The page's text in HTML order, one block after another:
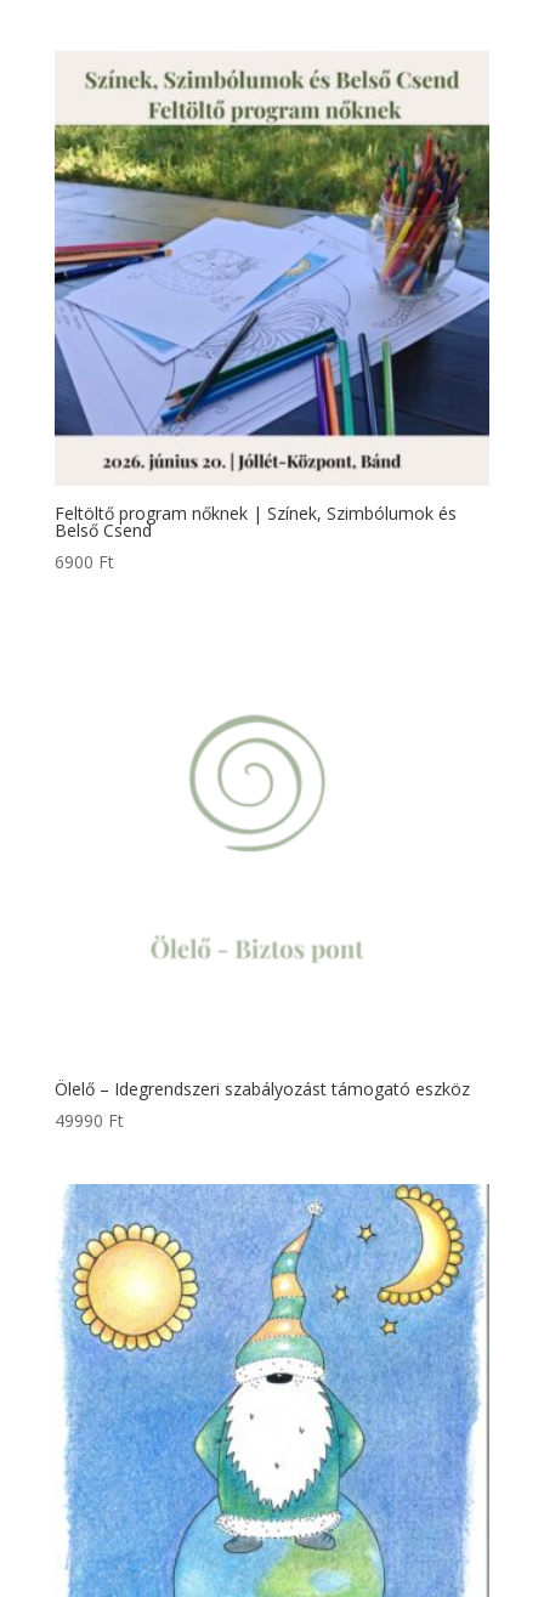
Feltöltő program nőknek | Színek, Szimbólumok és
Belső Csend
6900 Ft
Ölelő – Idegrendszeri szabályozást támogató eszköz
49990 Ft